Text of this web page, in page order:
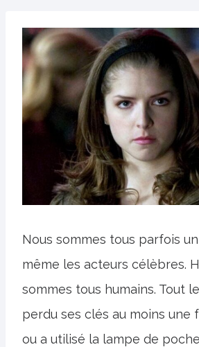
Nous sommes tous parfois
même les acteurs célèbres.
sommes tous humains. Tout
perdu ses clés au moins une
ou a utilisé la lampe de